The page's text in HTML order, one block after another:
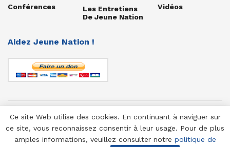
Conférences
Les Entretiens
De Jeune Nation
Vidéos
Aidez Jeune Nation !
© 1958-2025 Jeune Nation
Ce site Web utilise des cookies. En continuant à naviguer sur
ce site, vous reconnaissez consentir à leur usage. Pour de plus
amples informations, veuillez consulter notre politique de